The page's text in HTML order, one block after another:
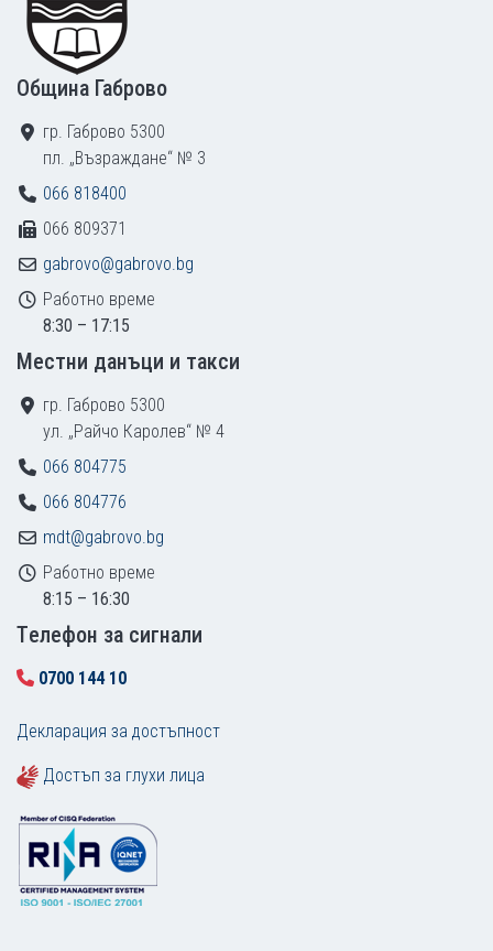
Община Габрово
гр. Габрово 5300
пл. „Възраждане“ № 3
066 818400
066 809371
gabrovo@gabrovo.bg
Работно време
8:30 – 17:15
Местни данъци и такси
гр. Габрово 5300
ул. „Райчо Каролев“ № 4
066 804775
066 804776
mdt@gabrovo.bg
Работно време
8:15 – 16:30
Tелефон за сигнали
0700 144 10
Декларация за достъпност
Достъп за глухи лица